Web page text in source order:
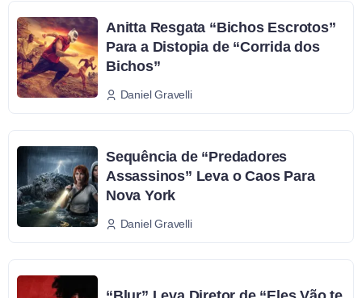
Anitta Resgata “Bichos Escrotos”
Para a Distopia de “Corrida dos
Bichos”
Daniel Gravelli
Sequência de “Predadores
Assassinos” Leva o Caos Para
Nova York
Daniel Gravelli